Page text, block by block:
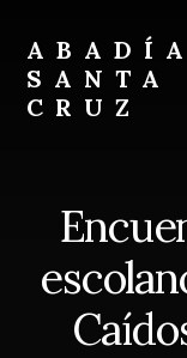
content
footer
ABADÍA
SANTA
CRUZ